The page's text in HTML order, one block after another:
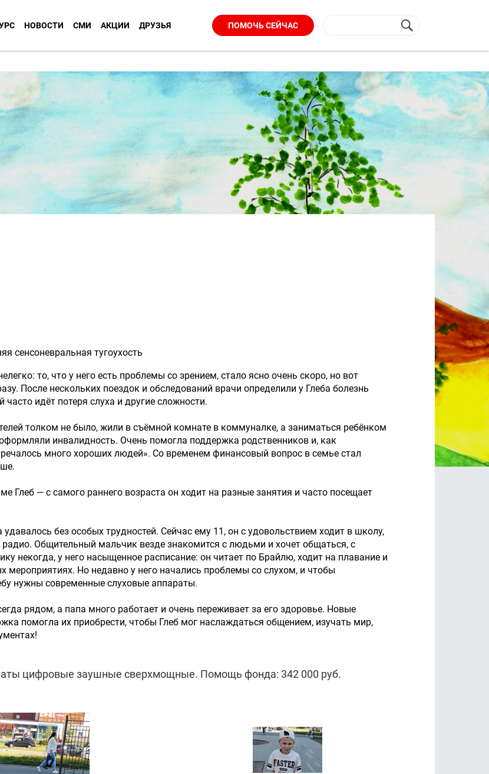
НОВОСТИ СМИ АКЦИИ ДРУЗЬЯ ПОМОЧЬ СЕЙЧАС
сенсоневральная тугоухость
то, что у него есть проблемы со зрением, стало ясно очень скоро, но вот
После нескольких поездок и обследований врачи определили у Глеба болезнь
идёт потеря слуха и другие сложности.
толком не было, жили в съёмной комнате в коммуналке, а заниматься ребёнком
инвалидность. Очень помогла поддержка родственников и, как
много хороших людей». Со временем финансовый вопрос в семье стал
Глеб — с самого раннего возраста он ходит на разные занятия и часто посещает
без особых трудностей. Сейчас ему 11, он с удовольствием ходит в школу,
Общительный мальчик везде знакомится с людьми и хочет общаться, с
некогда, у него насыщенное расписание: он читает по Брайлю, ходит на плавание и
мероприятиях. Но недавно у него начались проблемы со слухом, и чтобы
нужны современные слуховые аппараты.
рядом, а папа много работает и очень переживает за его здоровье. Новые
помогла их приобрести, чтобы Глеб мог наслаждаться общением, изучать мир,
цифровые заушные сверхмощные. Помощь фонда: 342 000 руб.